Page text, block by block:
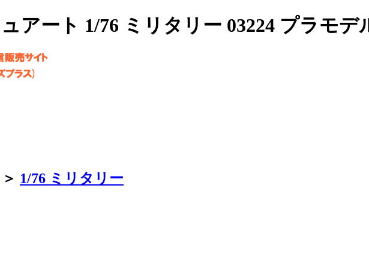
アート 1/76 ミリタリー 03224 プラモデ
＞ 1/76 ミリタリー